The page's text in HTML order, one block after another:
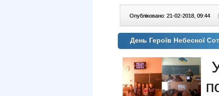
Опубліковано: 21-02-2018, 09:44 |
День Героїв Небесної